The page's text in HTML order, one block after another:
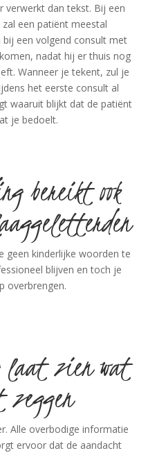
verwerkt dan tekst. Bij een
een patiënt meestal
een volgend consult met
nadat hij er thuis nog
Wanneer je tekent, zul je
het eerste consult al
waaruit blijkt dat de patiënt
je bedoelt.
bereikt ook
geen kinderlijke woorden te
blijven en toch je
overbrengen.
laat zien wat
Alle overbodige informatie
ervoor dat de aandacht